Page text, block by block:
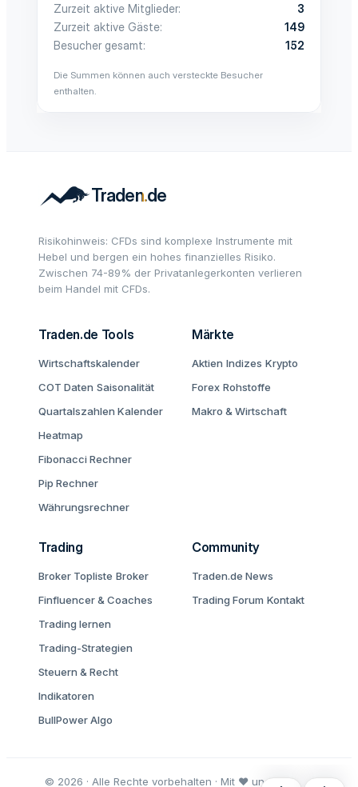
Zurzeit aktive Mitglieder
3
Zurzeit aktive Gäste
149
Besucher gesamt
152
Die Summen können auch versteckte Besucher
enthalten.
Risikohinweis: CFDs sind komplexe Instrumente mit
Hebel und bergen ein hohes finanzielles Risiko.
Zwischen 74-89% der Privatanlegerkonten verlieren
beim Handel mit CFDs.
Traden.de Tools
Wirtschaftskalender
COT Daten Saisonalität
Quartalszahlen Kalender
Heatmap
Fibonacci Rechner
Pip Rechner
Währungsrechner
Märkte
Aktien Indizes Krypto
Forex Rohstoffe
Makro & Wirtschaft
Trading
Broker Topliste Broker
Finfluencer & Coaches
Trading lernen
Trading-Strategien
Steuern & Recht
Indikatoren
BullPower Algo
Community
Traden.de News
Trading Forum Kontakt
© 2026 · Alle Rechte vorbehalten · Mit ♥ und